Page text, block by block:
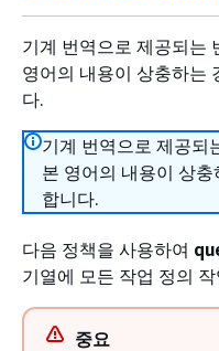
기계 번역으로 제공되는
영어의 내용이 상충하는
다.
기계 번역으로 제공되
본 영어의 내용이 상
합니다.
다음 정책을 사용하여
기열에 모든 작업 정의
중요